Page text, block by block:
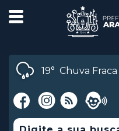
19° Chuva Fraca